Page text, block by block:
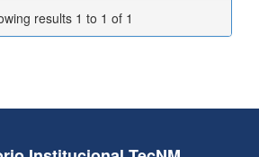
results 1 to 1 of 1